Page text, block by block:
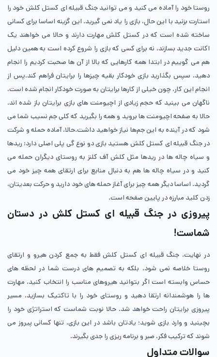
روستا خود را آماده می کنید و می توانید جنگ قبیله‌ ای کستل کلش خود را
استارت بزنید با این حال، بازی را یاد نمی گیرید. این گزینه اساسا برای کسانی
ساخته شده است که در کستل کلش مهارت دارند و حالا می خواهند یک
اکانت جدید بسازند، نه برای کسی که بازی را شروع کرده است به همین دلیل
هم می گوییم در ابتدا همه‌ کارهایی که بالا از آن ها صحبت کردیم را انجام
دهید، سپس بگذارید بازی خودکار بقیه‌ چیزها را برایتان فراهم کند.پس از
انجام این کار، چون خیلی از کارها برایتان به صورت خودکار انجام شده است،
ناگهان می بینید که حجم زیادی از اچیومنت های بازی برایتان باز شده اند.
حالا به صفحه‌ اچیومنت ها بروید و همه را بگیرید که کلی جم نسیب شما می
شود که در آینده به این جم‌ها نیاز خواهید داشت.حالا، آماده‌ حمله و شرکت
در جنگ قبیله‌ ای کستل کلش هستید بازی دو نوع گی پلی اصلی دارد: ریدها
و سیاه چاله ها در ریدها مثل کلش آف کلنز به روستای دیگران حمله می
کنید و در سیاه چاله ها هم به دنبال منابع برای ارتقای همه چیز خود می
گردید. اساسا دیگر همه چیز برای آغاز حمله های خود دارید و حرکت بعدیتان،
زدن کلید مبارزه در پایین صفحه است.
پیروزی در جنگ قبیله ای کستل کلش در دستان
شماست!
در نهایت، جنگ قبیله ای کستل کلش فقط به جمع کردن هیرو و ارتقای
روستا خلاصه نمی شود، بلکه به تصمیم های درست شما در لحظه های
حساس وابسته است اگر بتوانید هیروهای مناسب را انتخاب کنید، مهارت‌
ها را هوشمندانه ارتقا دهید و روستای خود را با تاکتیک بسازید، مسیر
پیروزی برایتان راحت خواهد شد. حالا نوبت شماست که استراتژی خود را
بچینید و وارد بازی شوید؛ یادتان باشد در این بازی، تنها کسانی پیروز می
شوند که ترکیب فکر، صبر و برنامه ریزی را جدی بگیرند.
سوالات متداول